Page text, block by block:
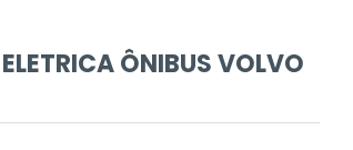
ÔNIBUS VOLVO